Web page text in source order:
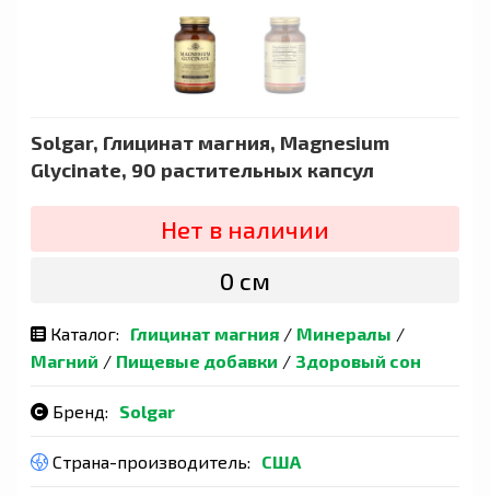
Solgar, Глицинат магния, Magnesium
Glycinate, 90 растительных капсул
Нет в наличии
0 сӯм
Каталог: Глицинат магния / Минералы /
Магний / Пищевые добавки / Здоровый сон
Бренд: Solgar
Страна-производитель: США